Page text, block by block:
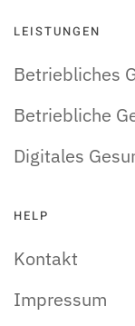
LEISTUNGEN
Betriebliches
Betriebliche
Digitales
HELP
Kontakt
Impressum